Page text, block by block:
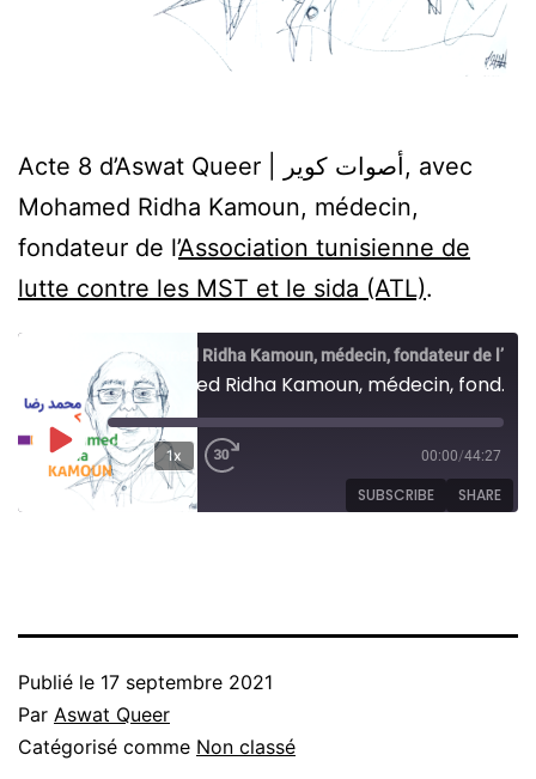
Acte 8 d’Aswat Queer | أصوات كوير, avec
Mohamed Ridha Kamoun, médecin,
fondateur de l’Association tunisienne de
lutte contre les MST et le sida (ATL).
8. Mohamed Ridha Kamoun, médecin, fondateur de l’ATL
8. Mohamed Ridha Kamoun, médecin, fondateur de l’ATL
Play
Episode
Rewind
1x
Forward
00:00/44:27
SUBSCRIBE SHARE
Publié le 17 septembre 2021
Par Aswat Queer
Catégorisé comme Non classé